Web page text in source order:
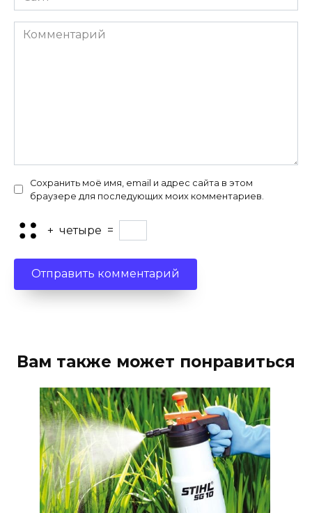
Комментарий
Сохранить моё имя, email и адрес сайта в этом
браузере для последующих моих комментариев.
+ четыре =
Вам также может понравиться